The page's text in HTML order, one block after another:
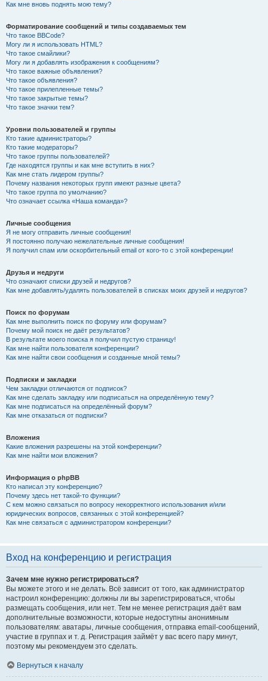
Как мне вновь поднять мою тему?
Форматирование сообщений и типы создаваемых тем
Что такое BBCode?
Могу ли я использовать HTML?
Что такое смайлики?
Могу ли я добавлять изображения к сообщениям?
Что такое важные объявления?
Что такое объявления?
Что такое прилепленные темы?
Что такое закрытые темы?
Что такое значки тем?
Уровни пользователей и группы
Кто такие администраторы?
Кто такие модераторы?
Что такое группы пользователей?
Где находятся группы и как мне вступить в них?
Как мне стать лидером группы?
Почему названия некоторых групп имеют разные цвета?
Что такое группа по умолчанию?
Что означает ссылка «Наша команда»?
Личные сообщения
Я не могу отправить личные сообщения!
Я постоянно получаю нежелательные личные сообщения!
Я получил спам или оскорбительный email от кого-то с этой конференции!
Друзья и недруги
Что означают списки друзей и недругов?
Как мне добавлять/удалять пользователей в списках моих друзей и недругов?
Поиск по форумам
Как мне выполнить поиск по форуму или форумам?
Почему мой поиск не даёт результатов?
В результате моего поиска я получил пустую страницу!
Как мне найти пользователя конференции?
Как мне найти свои сообщения и созданные мной темы?
Подписки и закладки
Чем закладки отличаются от подписок?
Как мне сделать закладку или подписаться на определённую тему?
Как мне подписаться на определённый форум?
Как мне отказаться от подписки?
Вложения
Какие вложения разрешены на этой конференции?
Как мне найти мои вложения?
Информация о phpBB
Кто написал эту конференцию?
Почему здесь нет такой-то функции?
С кем можно связаться по вопросу некорректного использования и/или
юридических вопросов, связанных с этой конференцией?
Как мне связаться с администратором конференции?
Вход на конференцию и регистрация
Зачем мне нужно регистрироваться?
Вы можете этого и не делать. Всё зависит от того, как администратор
настроил конференцию: должны ли вы зарегистрироваться, чтобы
размещать сообщения, или нет. Тем не менее регистрация даёт вам
дополнительные возможности, которые недоступны анонимным
пользователям: аватары, личные сообщения, отправка email-сообщений,
участие в группах и т. д. Регистрация займёт у вас всего пару минут,
поэтому мы рекомендуем это сделать.
Вернуться к началу